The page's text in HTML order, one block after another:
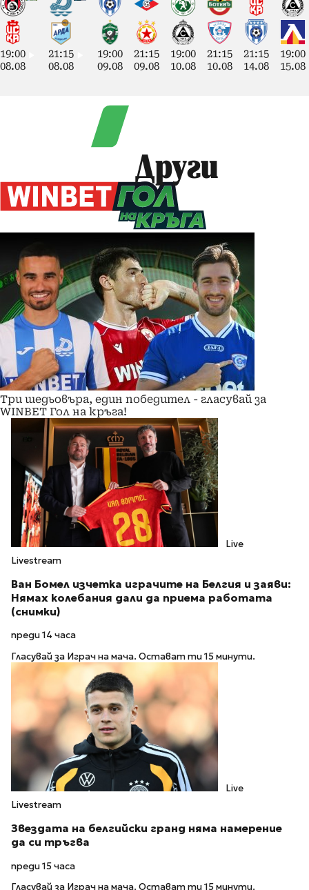
19:00
08.08
21:15
08.08
19:00
09.08
21:15
09.08
19:00
10.08
21:15
10.08
21:15
14.08
19:00
15.08
Други
Три шедьовъра, един победител - гласувай за
WINBET Гол на кръга!
Live
Livestream
Ван Бомел изчетка играчите на Белгия и заяви:
Нямах колебания дали да приема работата
(снимки)
преди 14 часа
Гласувай за Играч на мача. Остават ти 15 минути.
Live
Livestream
Звездата на белгийски гранд няма намерение
да си тръгва
преди 15 часа
Гласувай за Играч на мача. Остават ти 15 минути.